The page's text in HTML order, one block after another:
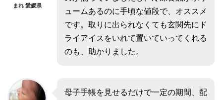
まれ 愛媛県
ュームあるのに手頃な値段で、オススメ
です。取りに出られなくても玄関先にド
ライアイスをいれて置いていってくれる
のも、助かりました。
母子手帳を見せるだけで一定の期間、配